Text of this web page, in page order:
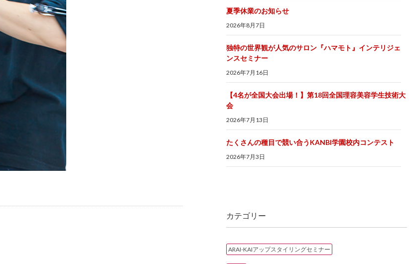
夏季休業のお知らせ
2026年8月7日
独特の世界観が人気のサロン『ハマモト』インテリジェ
ンスセミナー
2026年7月16日
【4名が全国大会出場！】第18回全国理容美容学生技術大
会
2026年7月13日
たくさんの種目で競い合うKANBI学園校内コンテスト
2026年7月3日
カテゴリー
ARAI-KAIアップスタイリングセミナー